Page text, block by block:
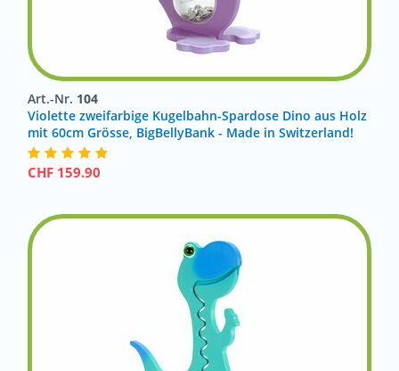
Art.-Nr. 104
Violette zweifarbige Kugelbahn-Spardose Dino aus Holz
mit 60cm Grösse, BigBellyBank - Made in Switzerland!
CHF 159.90